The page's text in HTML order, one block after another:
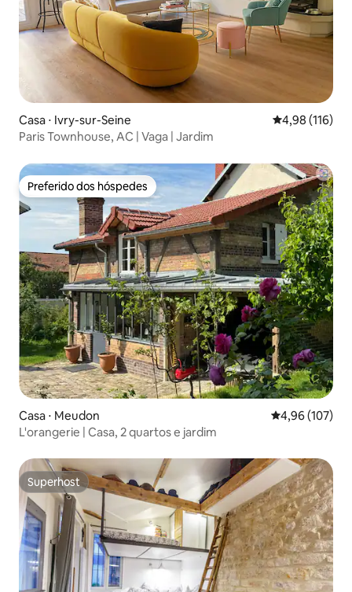
Casa ⋅ Ivry-sur-Seine 4,98 de uma
4,98 (116)
Paris Townhouse, AC | Vaga | Jardim
Preferido dos hóspedes
Preferido dos hóspedes
Casa ⋅ Meudon 4,96 de uma
4,96 (107)
L'orangerie | Casa, 2 quartos e jardim
Superhost
Superhost